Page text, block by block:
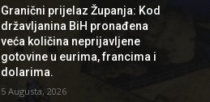
Granični prijelaz Županja: Kod
državljanina BiH pronađena
veća količina neprijavljene
gotovine u eurima, francima i
dolarima.
5 Augusta, 2026